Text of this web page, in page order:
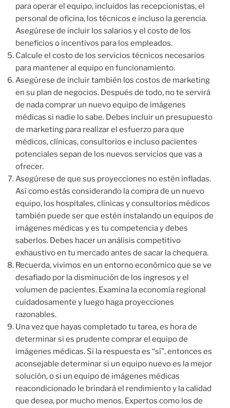
para operar el equipo, incluidos las recepcionistas, el
personal de oficina, los técnicos e incluso la gerencia.
Asegúrese de incluir los salarios y el costo de los
beneficios o incentivos para los empleados.
Calcule el costo de los servicios técnicos necesarios
para mantener al equipo en funcionamiento.
Asegúrese de incluir también los costos de marketing
en su plan de negocios. Después de todo, no te servirá
de nada comprar un nuevo equipo de imágenes
médicas si nadie lo sabe. Debes incluir un presupuesto
de marketing para realizar el esfuerzo para que
médicos, clínicas, consultorios e incluso pacientes
potenciales sepan de los nuevos servicios que vas a
ofrecer.
Asegúrese de que sus proyecciones no estén infladas.
Así como estás considerando la compra de un nuevo
equipo, los hospitales, clínicas y consultorios médicos
también puede ser que estén instalando un equipos de
imágenes médicas y es tu competencia y debes
saberlos. Debes hacer un análisis competitivo
exhaustivo en tu mercado antes de sacar la chequera.
Recuerda, vivimos en un entorno económico que se ve
desafiado por la disminución de los ingresos y el
volumen de pacientes. Examina la economía regional
cuidadosamente y luego haga proyecciones
razonables.
Una vez que hayas completado tu tarea, es hora de
determinar si es prudente comprar el equipo de
imágenes médicas. Si la respuesta es “sí”, entonces es
aconsejable determinar si un equipo nuevo es la mejor
solución, o si un equipo de imágenes médicas
reacondicionado le brindará el rendimiento y la calidad
que desea, por mucho menos. Expertos como los de